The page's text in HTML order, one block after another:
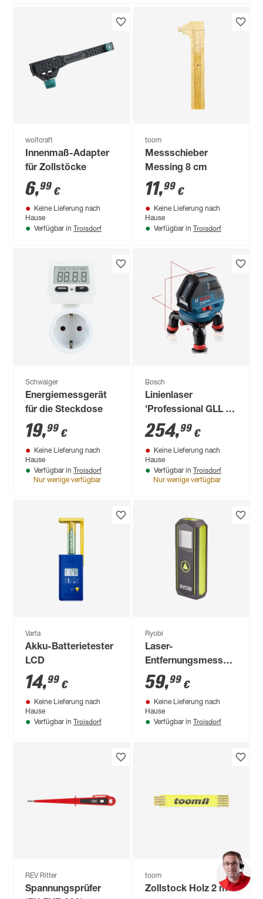
wolfcraft
Innenmaß-Adapter
für Zollstöcke
6,99 €
Keine Lieferung nach
Hause
Verfügbar in Troisdorf
toom
Messschieber
Messing 8 cm
11,99 €
Keine Lieferung nach
Hause
Verfügbar in Troisdorf
Schwaiger
Energiemessgerät
für die Steckdose
19,99 €
Keine Lieferung nach
Hause
Verfügbar in Troisdorf
Nur wenige verfügbar
Bosch
Linienlaser
'Professional GLL 3-
50' mit Laserzieltafel
254,99 €
Keine Lieferung nach
Hause
Verfügbar in Troisdorf
Nur wenige verfügbar
Varta
Akku-Batterietester
LCD
14,99 €
Keine Lieferung nach
Hause
Verfügbar in Troisdorf
Ryobi
Laser-
Entfernungsmesser
'RBLDM20'
59,99 €
Keine Lieferung nach
Hause
Verfügbar in Troisdorf
REV Ritter
Spannungsprüfer
toom
Zollstock Holz 2 m